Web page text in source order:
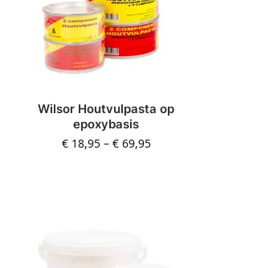
Wilsor Houtvulpasta op
epoxybasis
€18,95– €69,95